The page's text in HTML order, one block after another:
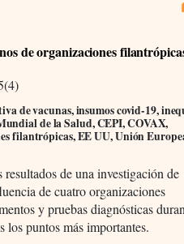
de organizaciones
de vacunas, insumos covid-19,
de la Salud, CEPI, COVAX,
filantrópicas, EE UU, Unión
de una investigación de
de cuatro organizaciones
y pruebas diagnósticas
puntos más importantes.